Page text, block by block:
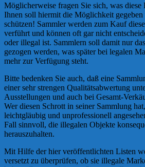
Möglicherweise fragen Sie sich, was diese
Ihnen soll hiermit die Möglichkeit gegeben
schützen! Sammler werden zum Kauf
verführt und können oft gar nicht
oder illegal ist. Sammlern soll damit nur
gezogen werden, was später bei legalen
mehr zur Verfügung steht.
Bitte bedenken Sie auch, daß eine
einer sehr strengen Qualitätsabwertung
Ausstellungen und auch bei Gesamt-
Wer diesen Schrott in seiner Sammlung
leichtgläubig und unprofessionell
Fall sinnvoll, die illegalen Objekte
herauszuhalten.
Mit Hilfe der hier veröffentlichten Listen
versetzt zu überprüfen, ob sie illegale